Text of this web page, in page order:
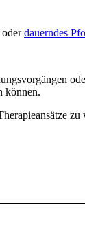
oderdauerndes
können.
zu